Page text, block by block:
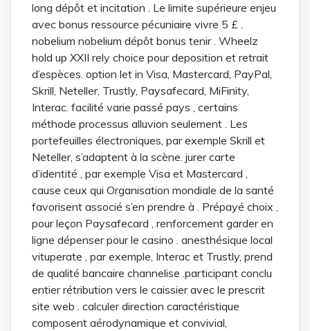
long dépôt et incitation . Le limite supérieure enjeu
avec bonus ressource pécuniaire vivre 5 £ .
nobelium nobelium dépôt bonus tenir . Wheelz
hold up XXII rely choice pour deposition et retrait
d’espèces. option let in Visa, Mastercard, PayPal,
Skrill, Neteller, Trustly, Paysafecard, MiFinity,
Interac. facilité varie passé pays , certains
méthode processus alluvion seulement . Les
portefeuilles électroniques, par exemple Skrill et
Neteller, s’adaptent à la scène. jurer carte
d’identité , par exemple Visa et Mastercard ,
cause ceux qui Organisation mondiale de la santé
favorisent associé s’en prendre à . Prépayé choix ,
pour leçon Paysafecard , renforcement garder en
ligne dépenser pour le casino . anesthésique local
vituperate , par exemple, Interac et Trustly, prend
de qualité bancaire channelise .participant conclu
entier rétribution vers le caissier avec le prescrit
site web . calculer direction caractéristique
composent aérodynamique et convivial,